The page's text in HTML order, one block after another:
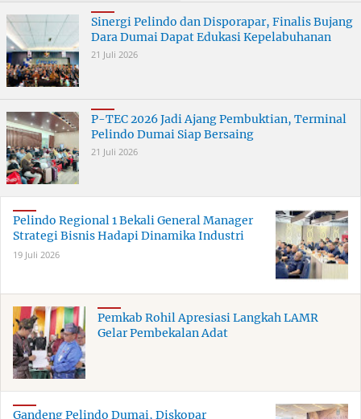
Terungkap
Sinergi Pelindo dan Disporapar, Finalis Bujang
Dara Dumai Dapat Edukasi Kepelabuhanan
21 Juli 2026
P-TEC 2026 Jadi Ajang Pembuktian, Terminal
Pelindo Dumai Siap Bersaing
21 Juli 2026
Pelindo Regional 1 Bekali General Manager
Strategi Bisnis Hadapi Dinamika Industri
19 Juli 2026
Pemkab Rohil Apresiasi Langkah LAMR
Gelar Pembekalan Adat
Gandeng Pelindo Dumai, Diskopar